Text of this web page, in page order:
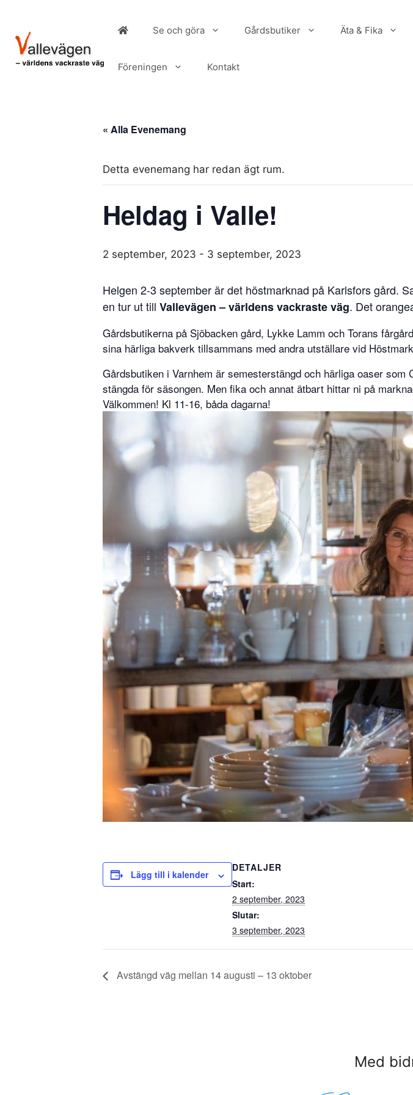
innehåll
Se och göra Gårdsbutiker Äta & Fika
Föreningen Kontakt
« Alla Evenemang
Detta evenemang har redan ägt rum.
Heldag i Valle!
2 september, 2023 - 3 september, 2023
Helgen 2-3 september är det höstmarknad på Karlsfors gård.
en tur ut till Vallevägen – världens vackraste väg. Det
Gårdsbutikerna på Sjöbacken gård, Lykke Lamm och Torans
sina härliga bakverk tillsammans med andra utställare vid
Gårdsbutiken i Varnhem är semesterstängd och härliga oaser
stängda för säsongen. Men fika och annat ätbart hittar ni på
Välkommen! Kl 11-16, båda dagarna!
Lägg till i kalender
DETALJER
Start:
2 september, 2023
Slutar:
3 september, 2023
Avstängd väg mellan 14 augusti – 13 oktober
Med